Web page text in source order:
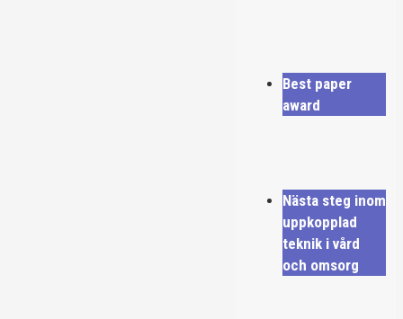
Best paper
award
Nästa steg inom
uppkopplad
teknik i vård
och omsorg